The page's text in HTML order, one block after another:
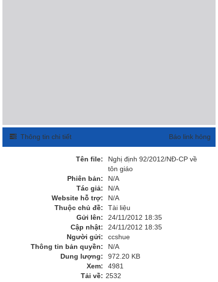
Báo link hỏng
Thông tin chi tiết
Tên file:
Nghị định 92/2012/NĐ-CP về
tôn giáo
Phiên bản:
N/A
Tác giả:
N/A
Website hỗ trợ:
N/A
Thuộc chủ đề:
Tài liệu
Gửi lên:
24/11/2012 18:35
Cập nhật:
24/11/2012 18:35
Người gửi:
ccshue
Thông tin bản quyền:
N/A
Dung lượng:
972.20 KB
Xem:
4981
Tải về: 2532